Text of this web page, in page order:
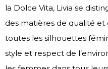
la Dolce Vita, Livia se
des matières de qualité
toutes les silhouettes
style et respect de